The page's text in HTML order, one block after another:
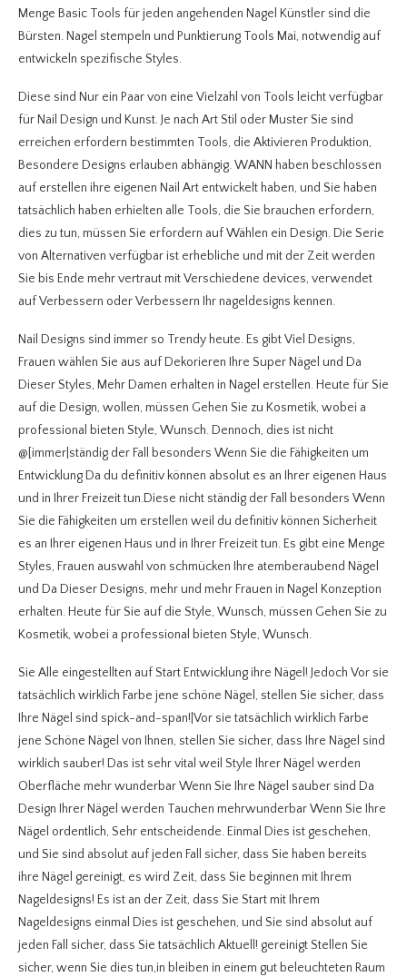
Menge Basic Tools für jeden angehenden Nagel Künstler sind die
Bürsten. Nagel stempeln und Punktierung Tools Mai, notwendig auf
entwickeln spezifische Styles.
Diese sind Nur ein Paar von eine Vielzahl von Tools leicht verfügbar
für Nail Design und Kunst. Je nach Art Stil oder Muster Sie sind
erreichen erfordern bestimmten Tools, die Aktivieren Produktion,
Besondere Designs erlauben abhängig.WANN haben beschlossen
auf erstellen ihre eigenen Nail Art entwickelt haben, und Sie haben
tatsächlich haben erhielten alle Tools, die Sie brauchen erfordern,
dies zu tun, müssen Sie erfordern auf Wählen ein Design. Die Serie
von Alternativen verfügbar ist erhebliche und mit der Zeit werden
Sie bis Ende mehr vertraut mit Verschiedene devices, verwendet
auf Verbessern oder Verbessern Ihr nageldesigns kennen.
Nail Designs sind immer so Trendy heute. Es gibt Viel Designs,
Frauen wählen Sie aus auf Dekorieren Ihre Super Nägel und Da
Dieser Styles, Mehr Damen erhalten in Nagel erstellen. Heute für Sie
auf die Design, wollen, müssen Gehen Sie zu Kosmetik, wobei a
professional bieten Style, Wunsch. Dennoch, dies ist nicht
@[immer|ständig der Fall besonders Wenn Sie die Fähigkeiten um
Entwicklung Da du definitiv können absolut es an Ihrer eigenen Haus
und in Ihrer Freizeit tun.Diese nicht ständig der Fall besonders Wenn
Sie die Fähigkeiten um erstellen weil du definitiv können Sicherheit
es an Ihrer eigenen Haus und in Ihrer Freizeit tun. Es gibt eine Menge
Styles, Frauen auswahl von schmücken Ihre atemberaubend Nägel
und Da Dieser Designs, mehr und mehr Frauen in Nagel Konzeption
erhalten. Heute für Sie auf die Style, Wunsch, müssen Gehen Sie zu
Kosmetik, wobei a professional bieten Style, Wunsch.
Sie Alle eingestellten auf Start Entwicklung ihre Nägel! Jedoch Vor sie
tatsächlich wirklich Farbe jene schöne Nägel, stellen Sie sicher, dass
Ihre Nägel sind spick-and-span!|Vor sie tatsächlich wirklich Farbe
jene Schöne Nägel von Ihnen, stellen Sie sicher, dass Ihre Nägel sind
wirklich sauber! Das ist sehr vital weil Style Ihrer Nägel werden
Oberfläche mehr wunderbar Wenn Sie Ihre Nägel sauber sind Da
Design Ihrer Nägel werden Tauchen mehrwunderbar Wenn Sie Ihre
Nägel ordentlich, Sehr entscheidende. Einmal Dies ist geschehen,
und Sie sind absolut auf jeden Fall sicher, dass Sie haben bereits
ihre Nägel gereinigt, es wird Zeit, dass Sie beginnen mit Ihrem
Nageldesigns! Es ist an der Zeit, dass Sie Start mit Ihrem
Nageldesigns einmal Dies ist geschehen, und Sie sind absolut auf
jeden Fall sicher, dass Sie tatsächlich Aktuell! gereinigt Stellen Sie
sicher, wenn Sie dies tun,in bleiben in einem gut beleuchteten Raum